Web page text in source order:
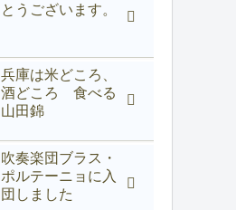
とうございます。
兵庫は米どころ、
酒どころ 食べる
山田錦
吹奏楽団ブラス・
ポルテーニョに入
団しました